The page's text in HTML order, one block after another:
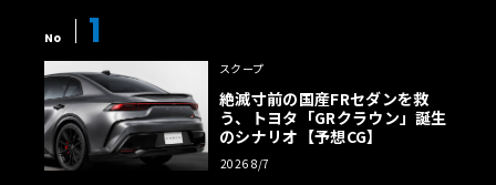
No 1
スクープ
絶滅寸前の国産FRセダンを救
う、トヨタ「GRクラウン」誕生
のシナリオ【予想CG】
2026 8/7